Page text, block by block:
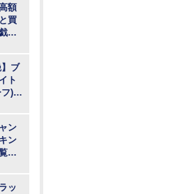
額
買
】ブ
ト
)の
ン
ン
ッ